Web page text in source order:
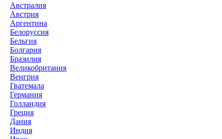
Австралия
Австрия
Аргентина
Белоруссия
Бельгия
Болгария
Бразилия
Великобритания
Венгрия
Гватемала
Германия
Голландия
Греция
Дания
Индия